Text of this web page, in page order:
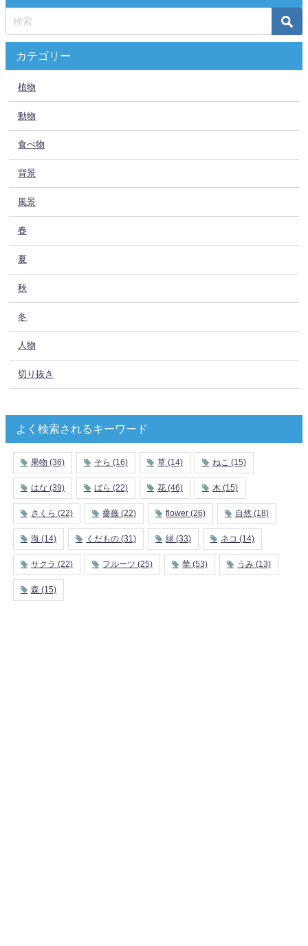
カテゴリー
植物
動物
食べ物
背景
風景
春
夏
秋
冬
人物
切り抜き
よく検索されるキーワード
果物 (36) そら (16) 草 (14) ねこ (15)
はな (39) ばら (22) 花 (46) 木 (15)
さくら (22) 薔薇 (22) flower (26) 自然 (18)
海 (14) くだもの (31) 緑 (33) ネコ (14)
サクラ (22) フルーツ (25) 華 (53) うみ (13)
森 (15)